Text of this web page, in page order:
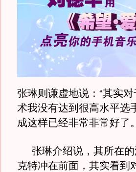
张琳则谦虚地说：“其实
术我没有达到很高水平选
成这样已经非常非常好了
张琳介绍说，其所在的
克特冲在前面，其实看到